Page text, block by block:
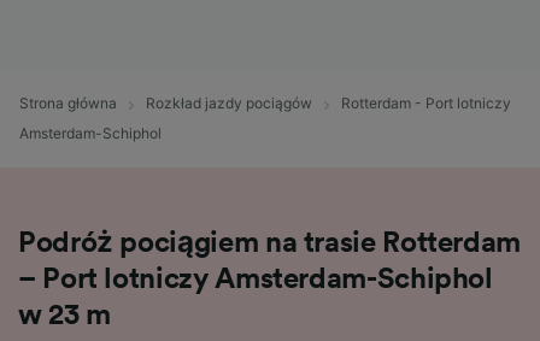
Strona główna Rozkład jazdy pociągów
Rotterdam - Port lotniczy
Amsterdam-Schiphol
Podróż pociągiem na trasie Rotterdam
– Port lotniczy Amsterdam-Schiphol
w 23 m